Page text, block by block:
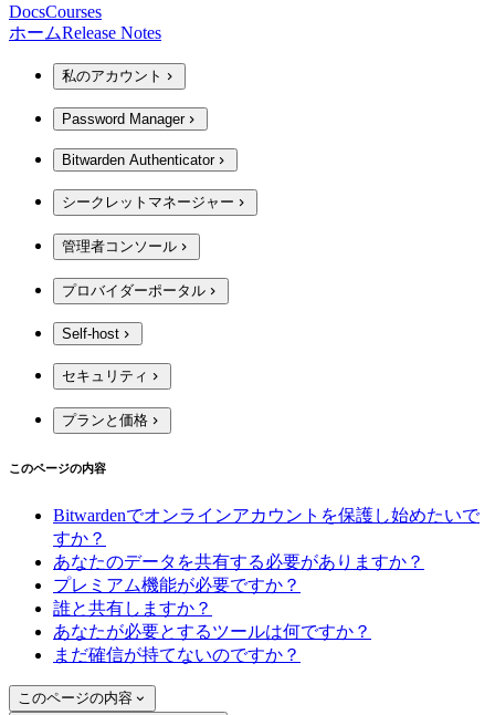
DocsCourses
ホームRelease Notes
私のアカウント
Password Manager
Bitwarden Authenticator
シークレットマネージャー
管理者コンソール
プロバイダーポータル
Self-host
セキュリティ
プランと価格
このページの内容
Bitwardenでオンラインアカウントを保護し始めたいで
すか？
あなたのデータを共有する必要がありますか？
プレミアム機能が必要ですか？
誰と共有しますか？
あなたが必要とするツールは何ですか？
まだ確信が持てないのですか？
このページの内容